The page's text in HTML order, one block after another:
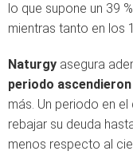
lo que supone un 39
mientras tanto en los
Naturgy asegura
periodo
más. Un periodo en
rebajar su deuda
menos respecto al